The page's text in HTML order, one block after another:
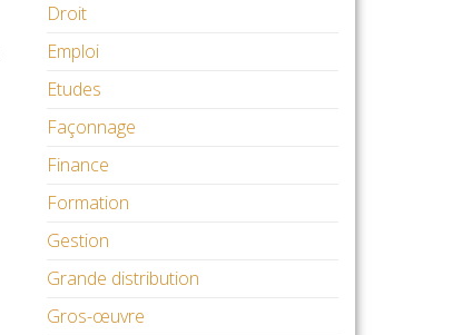
Droit
Emploi
Etudes
Façonnage
Finance
Formation
Gestion
Grande distribution
Gros-œuvre